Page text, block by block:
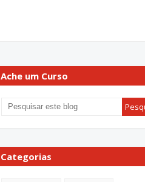
Ache um Curso
Categorias